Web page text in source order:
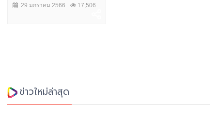
29 มกราคม 2566 17,506
ข่าวใหม่ล่าสุด